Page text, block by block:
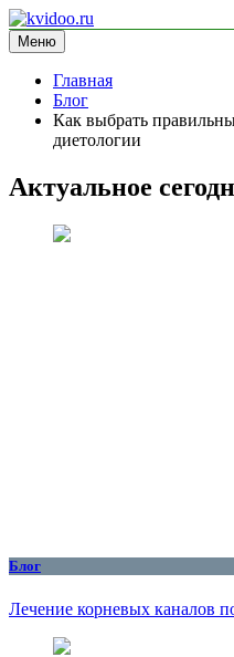
Перейти
к
содержимому
kvidoo.ru
блог про здоровье
Меню
Главная
Блог
Как выбрать
диетологии
Актуальное
Блог
Лечение корневых каналов